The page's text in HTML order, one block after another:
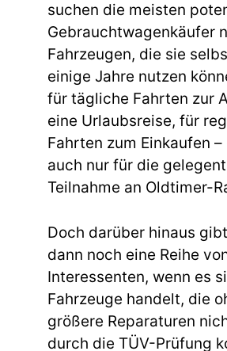
suchen die meisten
Gebrauchtwagenkäufer
Fahrzeugen, die sie
einige Jahre nutzen
für tägliche Fahrten zur
eine Urlaubsreise, für
Fahrten zum Einkaufen
auch nur für die
Teilnahme an Oldtimer-
Doch darüber hinaus
dann noch eine Reihe
Interessenten, wenn es
Fahrzeuge handelt, die
größere Reparaturen
durch die TÜV-Prüfung